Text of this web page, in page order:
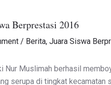
Berprestasi 2016
/ Berita, Juara Siswa
Nur Muslimah berhasil
serupa di tingkat